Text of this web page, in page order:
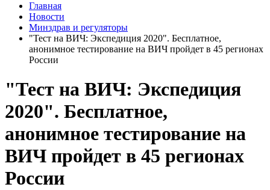
Главная
Новости
Минздрав и регуляторы
"Тест на ВИЧ: Экспедиция 2020". Бесплатное,
анонимное тестирование на ВИЧ пройдет в 45 регионах
России
"Тест на ВИЧ: Экспедиция
2020". Бесплатное,
анонимное тестирование на
ВИЧ пройдет в 45 регионах
России